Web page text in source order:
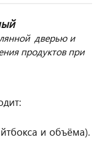
дверью и
продуктов при
и объёма).